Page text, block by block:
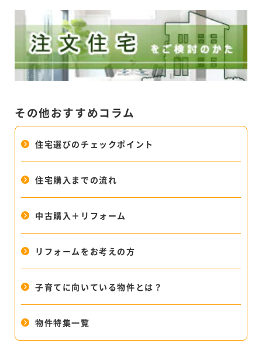
その他おすすめコラム
住宅選びのチェックポイント
住宅購入までの流れ
中古購入＋リフォーム
リフォームをお考えの方
子育てに向いている物件とは？
物件特集一覧